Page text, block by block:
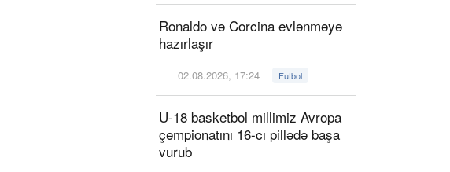
Ronaldo və Corcina evlənməyə
hazırlaşır
02.08.2026, 17:24 Futbol
U-18 basketbol millimiz Avropa
çempionatını 16-cı pillədə başa
vurub